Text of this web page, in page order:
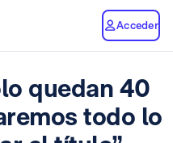
Acceder
quedan 40
todo lo